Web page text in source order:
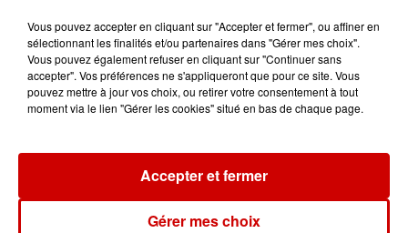
Destination Vacances - Gagnez
votre séjour en famille au cœur
de la...
Newsletter
Vous pouvez accepter en cliquant sur "Accepter et fermer", ou affiner en
sélectionnant les finalités et/ou partenaires dans "Gérer mes choix".
Vous pouvez également refuser en cliquant sur "Continuer sans
accepter". Vos préférences ne s'appliqueront que pour ce site. Vous
pouvez mettre à jour vos choix, ou retirer votre consentement à tout
moment via le lien "Gérer les cookies" situé en bas de chaque page.
Gérer mes choix
Accepter et fermer